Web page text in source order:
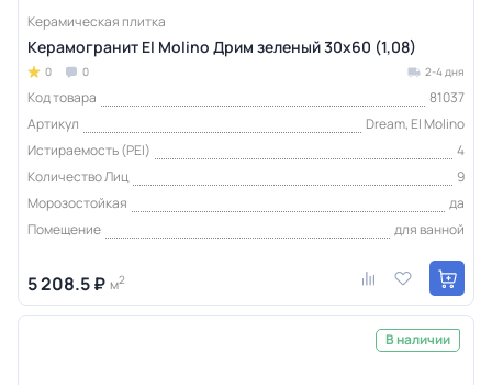
Керамическая плитка
Керамогранит El Molino Дрим зеленый 30x60 (1,08)
0 0 2-4 дня
Код товара
81037
Артикул
Dream, El Molino
Истираемость (PEI)
4
Количество Лиц
9
Морозостойкая
да
Помещение
для ванной
5 208.5 ₽ м2
В наличии